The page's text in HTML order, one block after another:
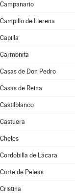
Campanario
Campillo de Llerena
Capilla
Carmonita
Casas de Don Pedro
Casas de Reina
Castilblanco
Castuera
Cheles
Cordobilla de Lácara
Corte de Peleas
Cristina